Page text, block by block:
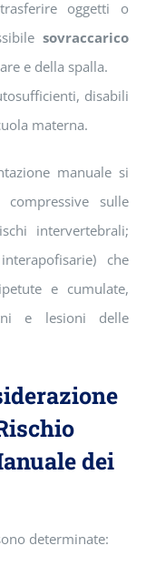
oggetti o
sovraccarico
e della spalla.
disabili
materna.
manuale si
sulle
intervertebrali;
che
e cumulate,
e lesioni delle
dei
determinate: